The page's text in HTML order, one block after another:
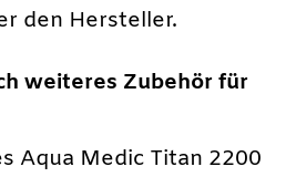
den Hersteller.
weiteres Zubehör für
Aqua Medic Titan 2200